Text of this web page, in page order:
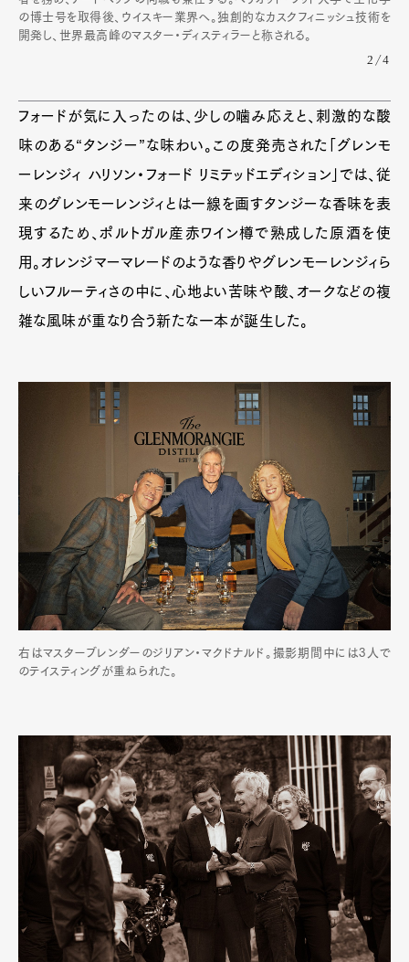
の博士号を取得後、ウイスキー業界へ。独創的なカスクフィニッシュ技術を
開発し、世界最高峰のマスター・ディスティラーと称される。
2/4
フォードが気に入ったのは、少しの噛み応えと、刺激的な酸
味のある“タンジー”な味わい。この度発売された「グレンモ
ーレンジィ ハリソン・フォード リミテッドエディション」では、従
来のグレンモーレンジィとは一線を画すタンジーな香味を表
現するため、ポルトガル産赤ワイン樽で熟成した原酒を使
用。オレンジマーマレードのような香りやグレンモーレンジィら
しいフルーティさの中に、心地よい苦味や酸、オークなどの複
雑な風味が重なり合う新たな一本が誕生した。
右はマスターブレンダーのジリアン・マクドナルド。撮影期間中には3人で
のテイスティングが重ねられた。